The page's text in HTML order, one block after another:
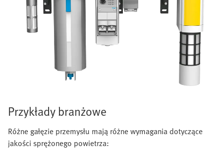
Przykłady branżowe
Różne gałęzie przemysłu mają różne wymagania dotyczące
jakości sprężonego powietrza: